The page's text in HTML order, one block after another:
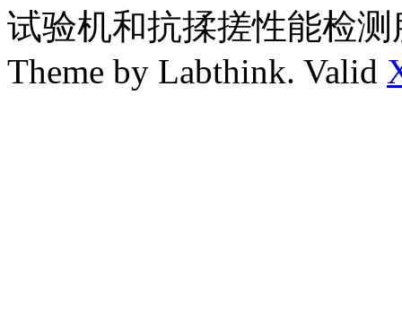
试验机和抗揉搓性能检
Theme by Labthink. Valid